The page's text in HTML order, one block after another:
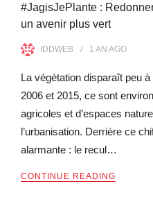
#JagisJePlante :
un avenir plus vert
IDDWEB 1 AN AGO
La végétation disparaît peu
2006 et 2015, ce sont
agricoles et d’espaces
l’urbanisation. Derrière ce
alarmante : le recul…
CONTINUE READING